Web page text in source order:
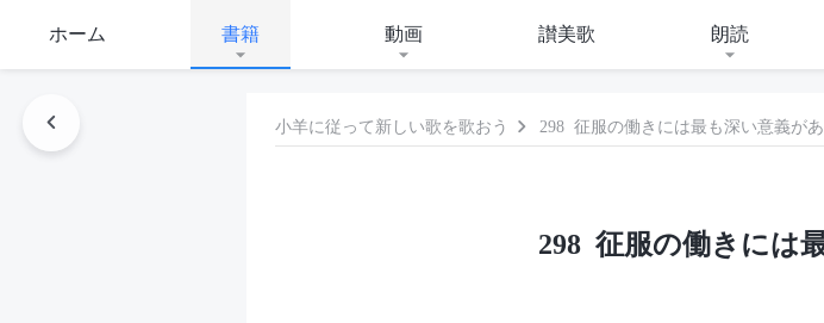
ホーム 書籍 動画 讃美歌 朗読
小羊に従って新しい歌を歌おう 298 征服の働きには最も深い意義が
298 征服の働きには